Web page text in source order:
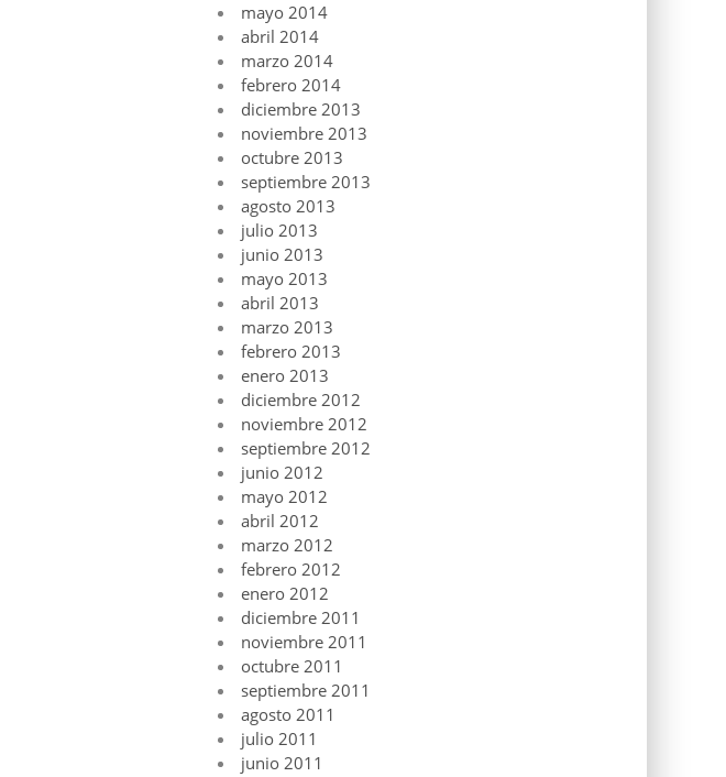
mayo 2014
abril 2014
marzo 2014
febrero 2014
diciembre 2013
noviembre 2013
octubre 2013
septiembre 2013
agosto 2013
julio 2013
junio 2013
mayo 2013
abril 2013
marzo 2013
febrero 2013
enero 2013
diciembre 2012
noviembre 2012
septiembre 2012
junio 2012
mayo 2012
abril 2012
marzo 2012
febrero 2012
enero 2012
diciembre 2011
noviembre 2011
octubre 2011
septiembre 2011
agosto 2011
julio 2011
junio 2011